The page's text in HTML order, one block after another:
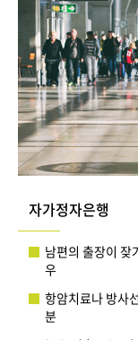
자가정자은행
남편의 출장이 잦
우
항암치료나 방사
분